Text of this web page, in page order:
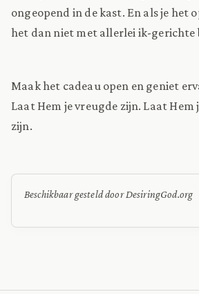
ongeopend in de kast. En als je het
het dan niet met allerlei ik-gerichte
Maak het cadeau open en geniet
Laat Hem je vreugde zijn. Laat
zijn.
Beschikbaar gesteld door DesiringGod.org